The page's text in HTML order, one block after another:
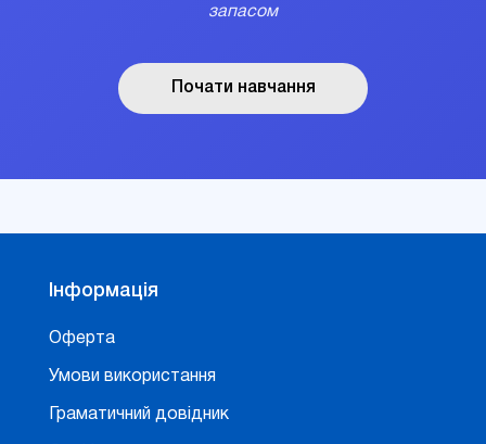
запасом
Почати навчання
Інформація
Оферта
Умови використання
Граматичний довідник